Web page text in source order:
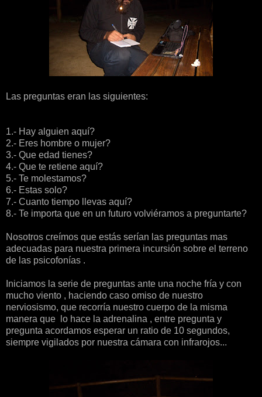
Las preguntas eran las siguientes:
1.- Hay alguien aquí?
2.- Eres hombre o mujer?
3.- Que edad tienes?
4.- Que te retiene aquí?
5.- Te molestamos?
6.- Estas solo?
7.- Cuanto tiempo llevas aquí?
8.- Te importa que en un futuro volviéramos a preguntarte?
Nosotros creímos que estás serían las preguntas mas
adecuadas para nuestra primera incursión sobre el terreno
de las psicofonías .
Iniciamos la serie de preguntas ante una noche fría y con
mucho viento , haciendo caso omiso de nuestro
nerviosismo, que recorría nuestro cuerpo de la misma
manera que lo hace la adrenalina , entre pregunta y
pregunta acordamos esperar un ratio de 10 segundos,
siempre vigilados por nuestra cámara con infrarojos...